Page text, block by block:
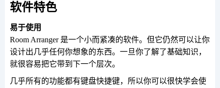
软件特色
易于使用
Room Arranger 是一个小而紧凑的软件。但它仍然可以让你
设计出几乎任何你想象的东西。一旦你了解了基础知识，
就很容易把它带到下一个层次。
几乎所有的功能都有键盘快捷键，所以你可以很快学会使